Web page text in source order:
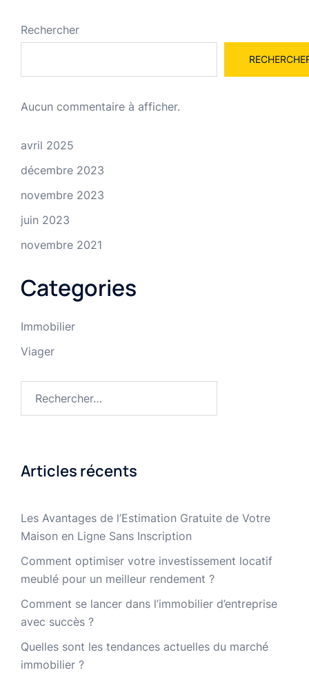
Rechercher
Aucun commentaire à afficher.
avril 2025
décembre 2023
novembre 2023
juin 2023
novembre 2021
Categories
Immobilier
Viager
Articles récents
Les Avantages de l’Estimation Gratuite de Votre
Maison en Ligne Sans Inscription
Comment optimiser votre investissement locatif
meublé pour un meilleur rendement ?
Comment se lancer dans l’immobilier d’entreprise
avec succès ?
Quelles sont les tendances actuelles du marché
immobilier ?